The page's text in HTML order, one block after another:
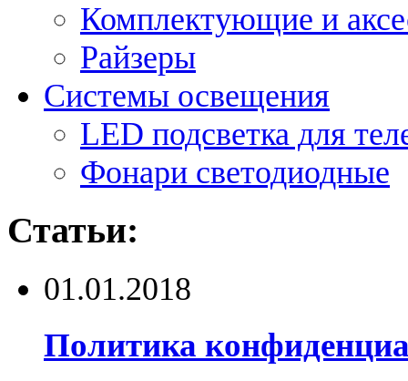
Комплектующие и
Райзеры
Системы освещения
LED подсветка для
Фонари светодиодные
Статьи:
01.01.2018
Политика